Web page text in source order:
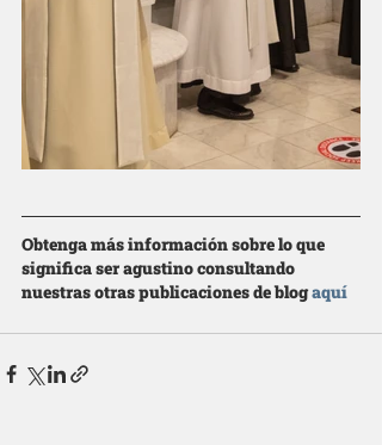
Obtenga más información sobre lo que
significa ser agustino consultando
nuestras otras publicaciones de blog aquí